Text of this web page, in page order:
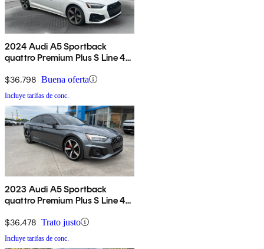
2024 Audi A5 Sportback
quattro Premium Plus S Line 45
$36,798 Buena oferta
Incluye tarifas de conc.
2023 Audi A5 Sportback
quattro Premium Plus S Line 45
$36,478 Trato justo
Incluye tarifas de conc.